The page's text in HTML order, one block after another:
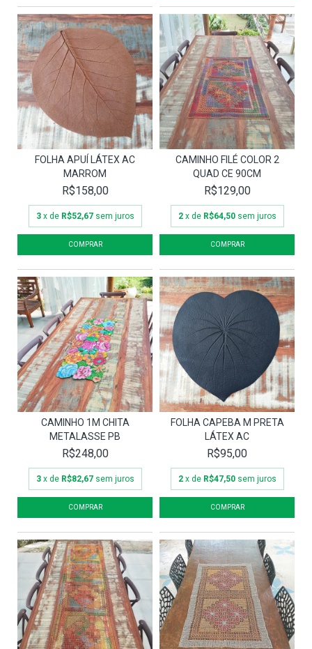
FOLHA APUÍ LÁTEX AC
MARROM
R$158,00
3 x de R$52,67 sem juros
CAMINHO FILÉ COLOR 2
QUAD CE 90CM
R$129,00
2 x de R$64,50 sem juros
CAMINHO 1M CHITA
METALASSE PB
R$248,00
3 x de R$82,67 sem juros
FOLHA CAPEBA M PRETA
LÁTEX AC
R$95,00
2 x de R$47,50 sem juros